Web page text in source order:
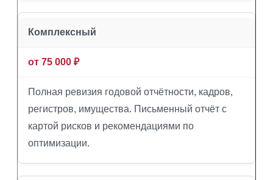
Комплексный
от 75 000 ₽
Полная ревизия годовой отчётности, кадров,
регистров, имущества. Письменный отчёт с
картой рисков и рекомендациями по
оптимизации.